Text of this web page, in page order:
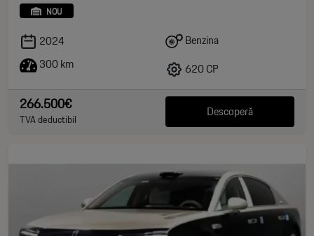
NOU
2024
300 km
Benzina
620 CP
266.500€
TVA deductibil Descoperă